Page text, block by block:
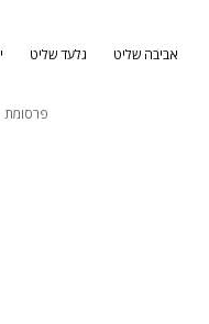
אביבה שליט גלעד שליט
פרסומת